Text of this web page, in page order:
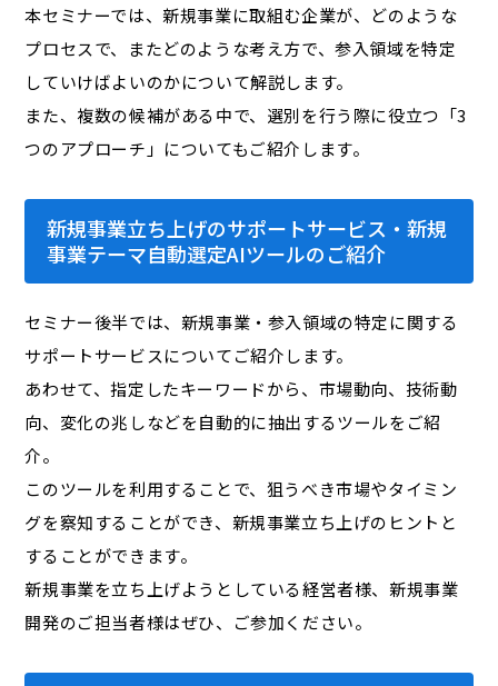
本セミナーでは、新規事業に取組む企業が、どのような
プロセスで、またどのような考え方で、参入領域を特定
していけばよいのかについて解説します。
また、複数の候補がある中で、選別を行う際に役立つ「3
つのアプローチ」についてもご紹介します。
新規事業立ち上げのサポートサービス・新規
事業テーマ自動選定AIツールのご紹介
セミナー後半では、新規事業・参入領域の特定に関する
サポートサービスについてご紹介します。
あわせて、指定したキーワードから、市場動向、技術動
向、変化の兆しなどを自動的に抽出するツールをご紹
介。
このツールを利用することで、狙うべき市場やタイミン
グを察知することができ、新規事業立ち上げのヒントと
することができます。
新規事業を立ち上げようとしている経営者様、新規事業
開発のご担当者様はぜひ、ご参加ください。